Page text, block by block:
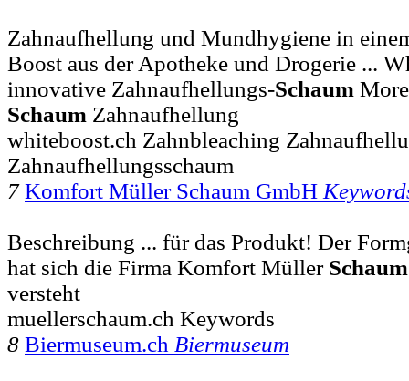
Zahnaufhellung und Mundhygiene in
Boost aus der Apotheke und Drogerie ...
innovative Zahnaufhellungs-Schaum
Schaum Zahnaufhellung
whiteboost.ch Zahnbleaching
Zahnaufhellungsschaum
7 Komfort Müller Schaum GmbH
Beschreibung ... für das Produkt! Der
hat sich die Firma Komfort Müller Schaum
versteht
muellerschaum.ch Keywords
8 Biermuseum.ch Biermuseum